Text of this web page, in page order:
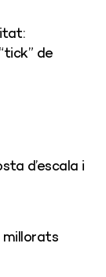
de
d’escala i